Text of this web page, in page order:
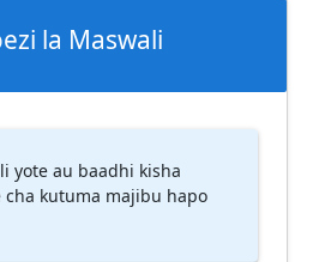
la Maswali
yote au baadhi kisha
cha kutuma majibu hapo